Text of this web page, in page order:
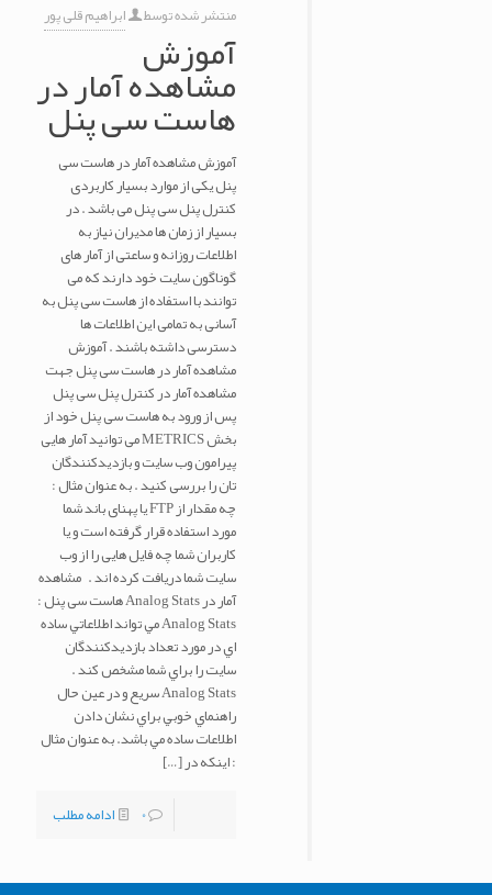
منتشر شده توسط ابراهیم قلی پور
آموزش
مشاهده آمار در
هاست سی پنل
آموزش مشاهده آمار در هاست سی
پنل یکی از موارد بسیار کاربردی
کنترل پنل سی پنل می باشد . در
بسیار از زمان ها مدیران نیاز به
اطلاعات روزانه و ساعتی از آمار های
گوناگون سایت خود دارند که می
توانند با استفاده از هاست سی پنل به
آسانی به تمامی این اطلاعات ها
دسترسی داشته باشند . آموزش
مشاهده آمار در هاست سی پنل جهت
مشاهده آمار در کنترل پنل سی پنل
پس از ورود به هاست سی پنل خود از
بخش METRICS می توانید آمار هایی
پیرامون وب سایت و بازدیدکنندگان
تان را بررسی کنید . به عنوان مثال :
چه مقدار از FTP یا پهنای باند شما
مورد استفاده قرار گرفته است و یا
کاربران شما چه فایل هایی را از وب
سایت شما دریافت کرده اند . مشاهده
آمار در Analog Stats هاست سی پنل :
Analog Stats مي تواند اطلاعاتي ساده
اي در مورد تعداد بازديدكنندگان
سايت را براي شما مشخص كند .
Analog Stats سريع و در عين حال
راهنماي خوبي براي نشان دادن
اطلاعات ساده مي باشد. به عنوان مثال
: اینکه در[…]
0
ادامه مطلب